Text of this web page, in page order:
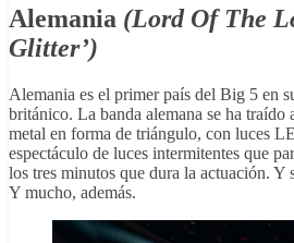
Alemania (Lord Of The
Glitter’)
Alemania es el primer país del Big 5 en
británico. La banda alemana se ha
metal en forma de triángulo, con luces
espectáculo de luces intermitentes que
los tres minutos que dura la actuación.
Y mucho, además.